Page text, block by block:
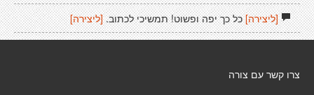
[ליצירה]כל כך יפה ופשוט! תמשיכי לכתוב. [ליצירה]
צרו קשר עם צורה